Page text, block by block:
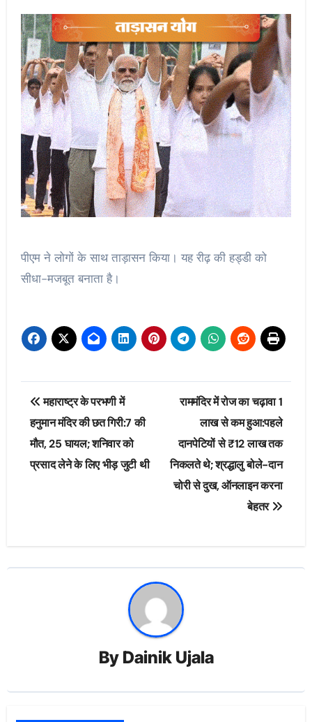
पीएम ने लोगों के साथ ताड़ासन किया। यह रीढ़ की हड्डी को
सीधा-मजबूत बनाता है।
Post
navigation
महाराष्ट्र के परभणी में
हनुमान मंदिर की छत गिरी:7 की
मौत, 25 घायल; शनिवार को
प्रसाद लेने के लिए भीड़ जुटी थी
राममंदिर में रोज का चढ़ावा 1
लाख से कम हुआ:पहले
दानपेटियों से ₹12 लाख तक
निकलते थे; श्रद्धालु बोले-दान
चोरी से दुख, ऑनलाइन करना
बेहतर
By Dainik Ujala